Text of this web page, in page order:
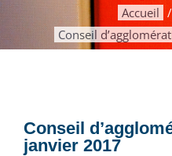
Accueil
Conseil
Conseil
janvier 2017